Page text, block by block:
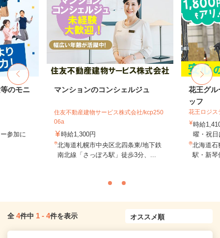
のモニ
参加に
マンションのコンシェルジュ
住友不動産建物サービス株式会社/kcp250
06a
時給1,300円
北海道札幌市中央区北四条東/地下鉄
南北線「さっぽろ駅」徒歩3分、...
花王グル
ッフ
花王ロジ
時給
曜・祝
北海道石
駅・新琴
全 4件中 1 - 4件を表示